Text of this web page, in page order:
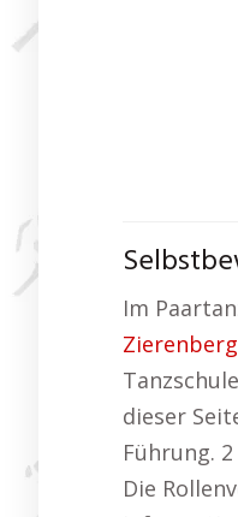
Im
Zierenberg
dieser
Führung.
Die